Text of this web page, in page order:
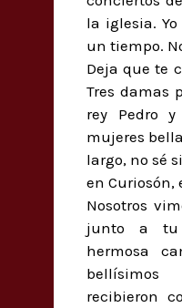
la iglesia.
un tiempo.
Deja que te
Tres damas
rey Pedro
mujeres
largo, no sé
en Curiosón,
Nosotros
junto a tu
hermosa
recibieron